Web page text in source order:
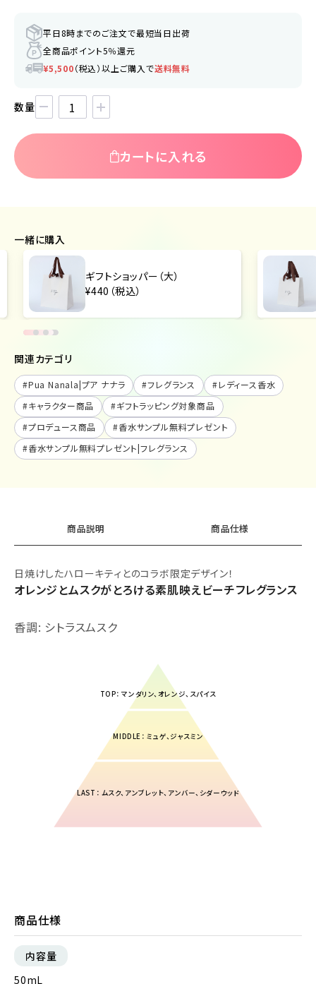
平日8時までのご注文で最短当日出荷
全商品ポイント5％還元
¥5,500（税込）以上ご購入で送料無料
数量
カートに入れる
一緒に購入
ギフトショッパー（大）
¥440（税込）
関連カテゴリ
#Pua Nanala|プア ナナラ #フレグランス #レディース香水
#キャラクター商品 #ギフトラッピング対象商品
#プロデュース商品 #香水サンプル無料プレゼント
#香水サンプル無料プレゼント|フレグランス
商品説明 商品仕様
日焼けしたハローキティとのコラボ限定デザイン！
オレンジとムスクがとろける素肌映えビーチフレグランス
香調: シトラスムスク
TOP： マンダリン、オレンジ、スパイス
MIDDLE： ミュゲ、ジャスミン
LAST： ムスク、アンブレット、アンバー、シダーウッド
商品仕様
内容量
50mL